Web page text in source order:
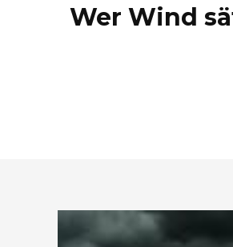
Wer Wind